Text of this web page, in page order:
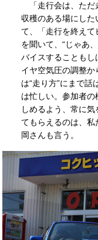
「走行会は、ただ
収穫のある場にし
て、「走行を終え
を聞いて、“じゃあ
バイスすることもし
イヤ空気圧の調整
は“走り方”にまで
は忙しい。参加者
しめるよう、常に
てもらえるのは、
岡さんも言う。